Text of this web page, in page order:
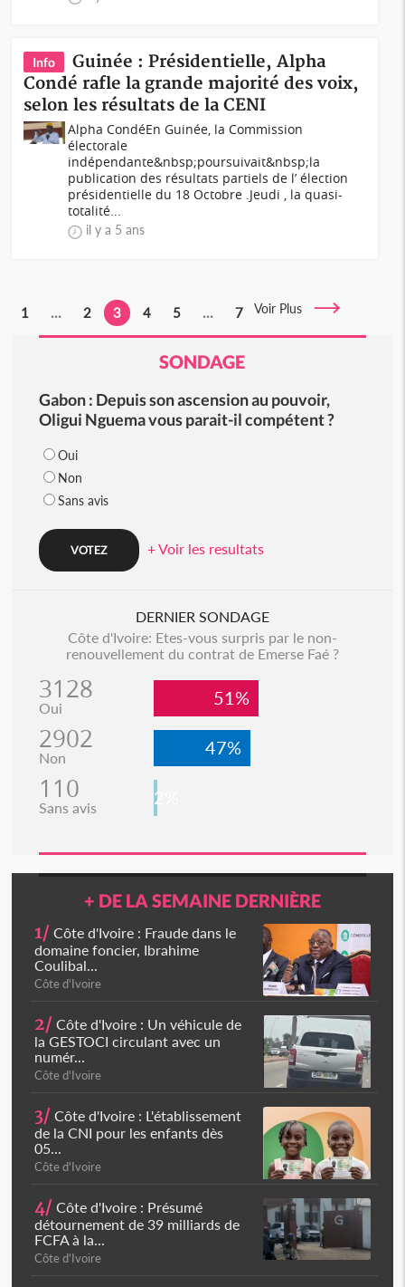
Info
Guinée : Présidentielle, Alpha
Condé rafle la grande majorité des voix,
selon les résultats de la CENI
Alpha CondéEn Guinée, la Commission
électorale
indépendante&nbsp;poursuivait&nbsp;la
publication des résultats partiels de l’ élection
présidentielle du 18 Octobre .Jeudi , la quasi-
totalité...
il y a 5 ans
1 ... 2 3 4 5 ... 7 Voir Plus
SONDAGE
Gabon : Depuis son ascension au pouvoir,
Oligui Nguema vous parait-il compétent ?
Oui
Non
Sans avis
+ Voir les resultats
DERNIER SONDAGE
Côte d'Ivoire: Etes-vous surpris par le non-
renouvellement du contrat de Emerse Faé ?
3128
Oui 51%
2902
Non 47%
110
Sans avis 2%
+ DE LA SEMAINE DERNIÈRE
1/ Côte d'Ivoire : Fraude dans le
domaine foncier, Ibrahime
Coulibal...
Côte d'Ivoire
2/ Côte d'Ivoire : Un véhicule de
la GESTOCI circulant avec un
numér...
Côte d'Ivoire
3/ Côte d'Ivoire : L'établissement
de la CNI pour les enfants dès
05...
Côte d'Ivoire
4/ Côte d'Ivoire : Présumé
détournement de 39 milliards de
FCFA à la...
Côte d'Ivoire